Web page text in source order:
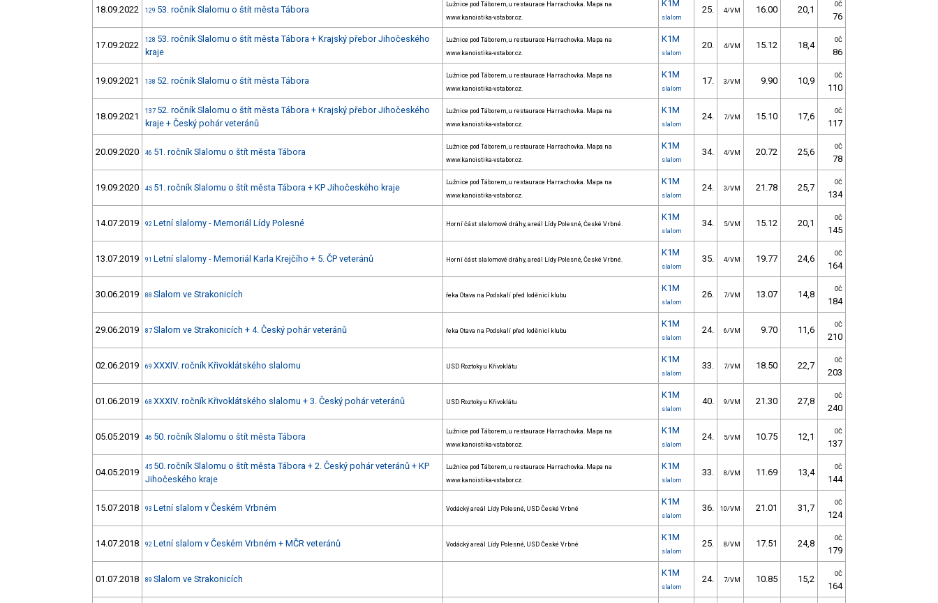
18.09.2022 129 53. ročník Slalomu o štít města Tábora
Lužnice pod Táborem, u restaurace Harrachovka. Mapa na
www.kanoistika-vstabor.cz.
K1M
slalom
25. 4/VM 16.00 20,1 OČ
76
17.09.2022 128 53. ročník Slalomu o štít města Tábora + Krajský přebor Jihočeského
kraje
Lužnice pod Táborem, u restaurace Harrachovka. Mapa na
www.kanoistika-vstabor.cz.
K1M
slalom
20. 4/VM 15.12 18,4 OČ
86
19.09.2021 138 52. ročník Slalomu o štít města Tábora
Lužnice pod Táborem, u restaurace Harrachovka. Mapa na
www.kanoistika-vstabor.cz.
K1M
slalom
17. 3/VM 9.90 10,9 OČ
110
18.09.2021 137 52. ročník Slalomu o štít města Tábora + Krajský přebor Jihočeského
kraje + Český pohár veteránů
Lužnice pod Táborem, u restaurace Harrachovka. Mapa na
www.kanoistika-vstabor.cz.
K1M
slalom
24. 7/VM 15.10 17,6 OČ
117
20.09.2020 46 51. ročník Slalomu o štít města Tábora
Lužnice pod Táborem, u restaurace Harrachovka. Mapa na
www.kanoistika-vstabor.cz.
K1M
slalom
34. 4/VM 20.72 25,6 OČ
78
19.09.2020 45 51. ročník Slalomu o štít města Tábora + KP Jihočeského kraje
Lužnice pod Táborem, u restaurace Harrachovka. Mapa na
www.kanoistika-vstabor.cz.
K1M
slalom
24. 3/VM 21.78 25,7 OČ
134
14.07.2019 92 Letní slalomy - Memoriál Lídy Polesné Horní část slalomové dráhy, areál Lídy Polesné, České Vrbné.
K1M
slalom
34. 5/VM 15.12 20,1 OČ
145
13.07.2019 91 Letní slalomy - Memoriál Karla Krejčího + 5. ČP veteránů Horní část slalomové dráhy, areál Lídy Polesné, České Vrbné.
K1M
slalom
35. 4/VM 19.77 24,6 OČ
164
30.06.2019 88 Slalom ve Strakonicích řeka Otava na Podskalí před loděnicí klubu
K1M
slalom
26. 7/VM 13.07 14,8 OČ
184
29.06.2019 87 Slalom ve Strakonicích + 4. Český pohár veteránů řeka Otava na Podskalí před loděnicí klubu
K1M
slalom
24. 6/VM 9.70 11,6 OČ
210
02.06.2019 69 XXXIV. ročník Křivoklátského slalomu USD Roztoky u Křivoklátu
K1M
slalom
33. 7/VM 18.50 22,7 OČ
203
01.06.2019 68 XXXIV. ročník Křivoklátského slalomu + 3. Český pohár veteránů USD Roztoky u Křivoklátu
K1M
slalom
40. 9/VM 21.30 27,8 OČ
240
05.05.2019 46 50. ročník Slalomu o štít města Tábora
Lužnice pod Táborem, u restaurace Harrachovka. Mapa na
www.kanoistika-vstabor.cz.
K1M
slalom
24. 5/VM 10.75 12,1 OČ
137
04.05.2019 45 50. ročník Slalomu o štít města Tábora + 2. Český pohár veteránů + KP
Jihočeského kraje
Lužnice pod Táborem, u restaurace Harrachovka. Mapa na
www.kanoistika-vstabor.cz.
K1M
slalom
33. 8/VM 11.69 13,4 OČ
144
15.07.2018 93 Letní slalom v Českém Vrbném Vodácký areál Lídy Polesné, USD České Vrbné
K1M
slalom
36. 10/VM 21.01 31,7 OČ
124
14.07.2018 92 Letní slalom v Českém Vrbném + MČR veteránů Vodácký areál Lídy Polesné, USD České Vrbné
K1M
slalom
25. 8/VM 17.51 24,8 OČ
179
01.07.2018 89 Slalom ve Strakonicích
K1M
slalom
24. 7/VM 10.85 15,2 OČ
164